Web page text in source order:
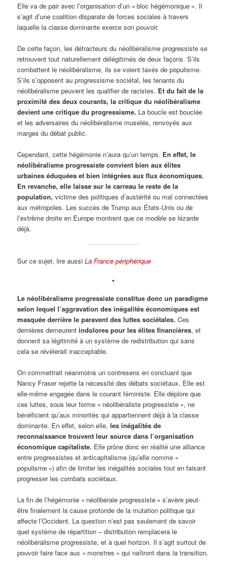
Elle va de pair avec l’organisation d’un « bloc hégémonique ». Il
s’agit d’une coalition disparate de forces sociales à travers
laquelle la classe dominante exerce son pouvoir.
De cette façon, les détracteurs du néolibéralisme progressiste se
retrouvent tout naturellement délégitimés de deux façons. S’ils
combattent le néolibéralisme, ils se voient taxés de populisme.
S’ils s’opposent au progressisme sociétal, les tenants du
néolibéralisme peuvent les qualifier de racistes. Et du fait de la
proximité des deux courants, la critique du néolibéralisme
devient une critique du progressisme. La boucle est bouclée
et les adversaires du néolibéralisme muselés, renvoyés aux
marges du débat public.
Cependant, cette hégémonie n’aura qu’un temps. En effet, le
néolibéralisme progressiste convient bien aux élites
urbaines éduquées et bien intégrées aux flux économiques.
En revanche, elle laisse sur le carreau le reste de la
population, victime des politiques d’austérité ou mal connectées
aux métropoles. Les succès de Trump aux États-Unis ou de
l’extrême droite en Europe montrent que ce modèle se lézarde
déjà.
Sur ce sujet, lire aussiLa France périphérique
*
Le néolibéralisme progressiste constitue donc un paradigme
selon lequel l’aggravation des inégalités économiques est
masquée derrière le paravent des luttes sociétales. Ces
dernières demeurentindolores pour les élites financières, et
donnent sa légitimité à un système de redistribution qui sans
cela se révèlerait inacceptable.
On commettrait néanmoins un contresens en concluant que
Nancy Fraser rejette la nécessité des débats sociétaux. Elle est
elle-même engagée dans le courant féministe. Elle déplore que
ces luttes, sous leur forme « néolibéraliste progressiste », ne
bénéficient qu’aux minorités qui appartiennent déjà à la classe
dominante. En effet, selon elle,les inégalités de
reconnaissance trouvent leur source dans l’organisation
économique capitaliste. Elle prône donc en réalité une alliance
entre progressistes et anticapitalisme (qu’elle nomme «
populisme ») afin de limiter les inégalités sociales tout en faisant
progresser les combats sociétaux.
La fin de l’hégémonie « néolibérale progressiste » s’avère peut-
être finalement la cause profonde de la mutation politique qui
affecte l’Occident. La question n’est pas seulement de savoir
quel système de répartition – distribution remplacera le
néolibéralisme progressiste, et à quel horizon. Il s’agit surtout de
pouvoir faire face aux « monstres » qui naîtront dans la transition.